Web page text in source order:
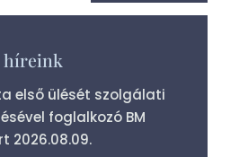
híreink
első ülését szolgálati
foglalkozó BM
2026.08.09.